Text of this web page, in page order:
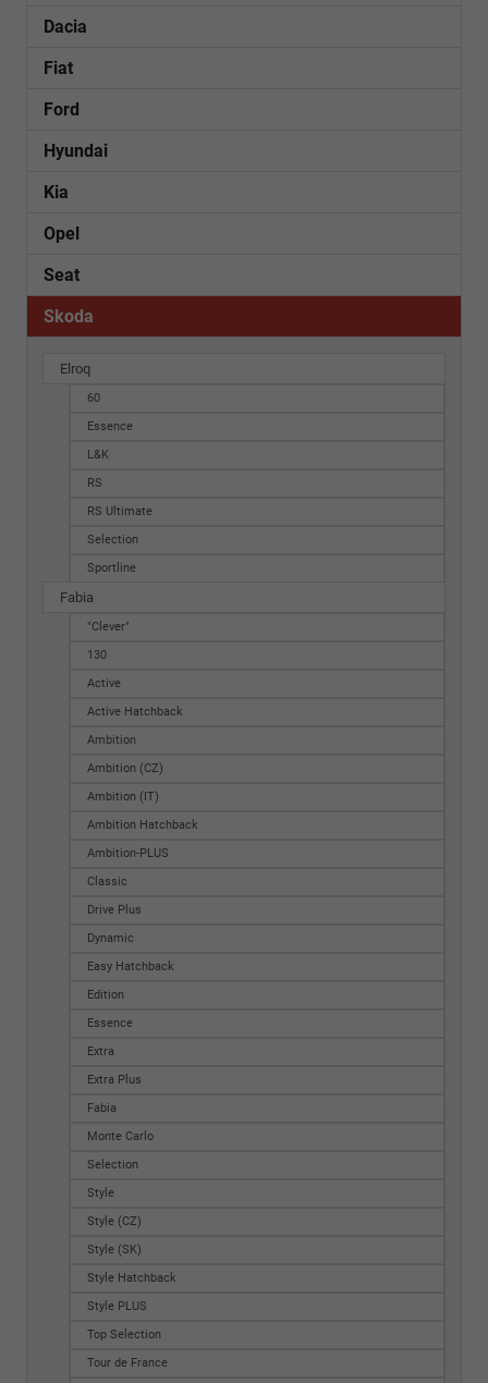
Dacia
Fiat
Ford
Hyundai
Kia
Opel
Seat
Skoda
Elroq
60
Essence
L&K
RS
RS Ultimate
Selection
Sportline
Fabia
"Clever"
130
Active
Active Hatchback
Ambition
Ambition (CZ)
Ambition (IT)
Ambition Hatchback
Ambition-PLUS
Classic
Drive Plus
Dynamic
Easy Hatchback
Edition
Essence
Extra
Extra Plus
Fabia
Monte Carlo
Selection
Style
Style (CZ)
Style (SK)
Style Hatchback
Style PLUS
Top Selection
Tour de France